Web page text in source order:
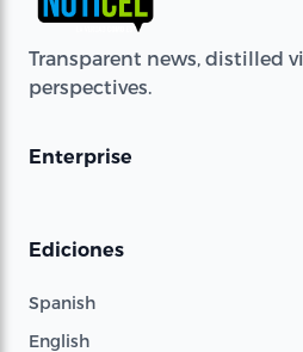
Transparent news, distilled
perspectives.
Enterprise
Ediciones
Spanish
English